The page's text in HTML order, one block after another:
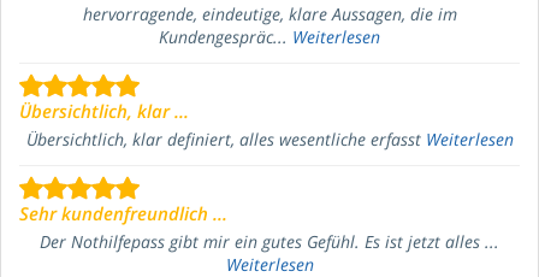
hervorragende, eindeutige, klare Aussagen, die im
Kundengespräc... Weiterlesen
Übersichtlich, klar ...
Übersichtlich, klar definiert, alles wesentliche erfasst Weiterlesen
Sehr kundenfreundlich ...
Der Nothilfepass gibt mir ein gutes Gefühl. Es ist jetzt alles ...
Weiterlesen